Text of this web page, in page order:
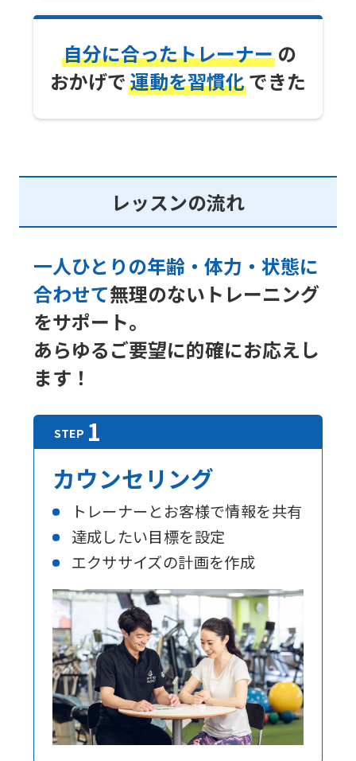
自分に合ったトレーナー の
おかげで 運動を習慣化できた
レッスンの流れ
一人ひとりの年齢・体力・状態に
合わせて無理のないトレーニング
をサポート。
あらゆるご要望に的確にお応えし
ます！
カウンセリング
トレーナーとお客様で情報を共有
達成したい目標を設定
エクササイズの計画を作成